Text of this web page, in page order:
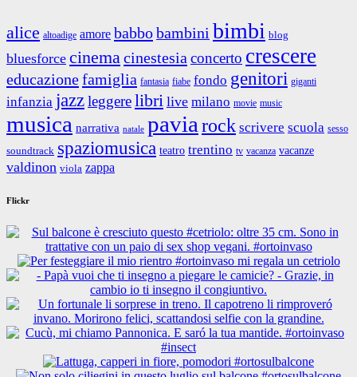
alice altoadige amore babbobambini bimbi blog
bluesforce cinema cinestesia concerto crescere
educazionefamiglia fantasia fiabe fondo genitori giganti
infanzia jazzleggerelibri live milano movie music
musica narrativa natale pavia rock scrivere scuola sesso
soundtrack spaziomusica teatro trentino tv vacanza vacanze
valdinon viola zappa
Flickr